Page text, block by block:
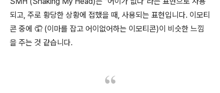
되고, 주로 황당한 상황에 접했을 때, 사용되는 표현입니다. 이모티
콘 중에 🤦 (이마를 잡고 어이없어하는 이모티콘)이 비슷한 느낌
을 주는 것 같습니다.